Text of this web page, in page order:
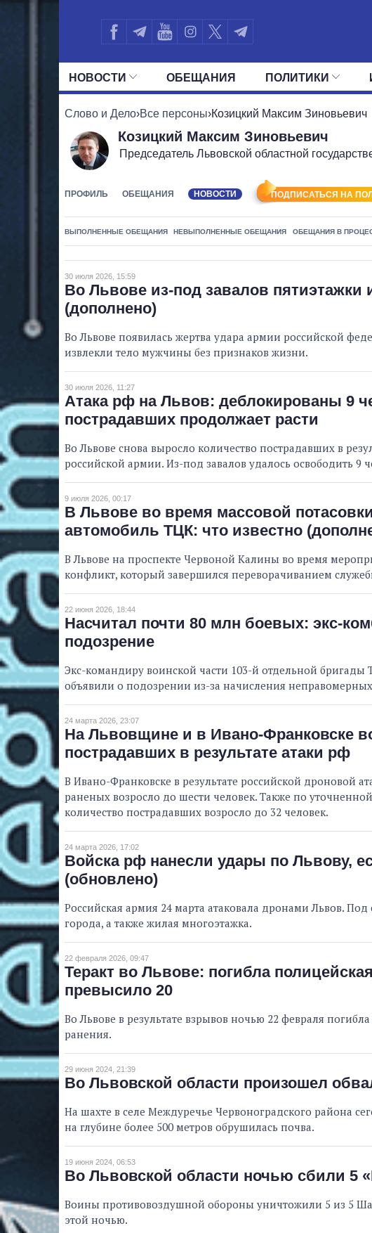
НОВОСТИ
ЛЕНТА
ОБЕЩАНИЯ ПОЛИТИКИ
ВСЕ ПОЛИТИКИ ПРЕЗИДЕНТ И ОФИС
Слово и Дело›Все персоны›Козицкий Максим Зиновьевич
Козицкий Максим Зиновьевич
Председатель Львовской областной
ПРОФИЛЬ ОБЕЩАНИЯ НОВОСТИ ПОДПИСАТЬСЯ НА
ВЫПОЛНЕННЫЕ ОБЕЩАНИЯ НЕВЫПОЛНЕННЫЕ ОБЕЩАНИЯ ОБЕЩАНИЯ В
30 июля 2026, 15:59
Во Львове из-под завалов пятиэтажки
(дополнено)
Во Львове появилась жертва удара армии российской
извлекли тело мужчины без признаков жизни.
30 июля 2026, 11:27
Атака рф на Львов: деблокированы 9
пострадавших продолжает расти
Во Львове снова выросло количество пострадавших в
российской армии. Из-под завалов удалось освободить 9
9 июля 2026, 00:17
В Львове во время массовой
автомобиль ТЦК: что известно
В Львове на проспекте Червоной Калины во время
конфликт, который завершился переворачиванием
22 июня 2026, 18:44
Насчитал почти 80 млн боевых: экс-
подозрение
Экс-командиру воинской части 103-й отдельной бригады
объявили о подозрении из-за начисления
24 марта 2026, 23:07
На Львовщине и в Ивано-Франковске
пострадавших в результате атаки рф
В Ивано-Франковске в результате российской дроновой
раненых возросло до шести человек. Также по
количество пострадавших возросло до 32 человек.
24 марта 2026, 17:02
Войска рф нанесли удары по Львову,
(обновлено)
Российская армия 24 марта атаковала дронами Львов. Под
города, а также жилая многоэтажка.
22 февраля 2026, 09:47
Теракт во Львове: погибла
превысило 20
Во Львове в результате взрывов ночью 22 февраля
ранения.
29 июня 2024, 21:39
Во Львовской области произошел
На шахте в селе Междуречье Червоноградского района
на глубине более 500 метров обрушилась почва.
19 июня 2024, 06:53
Во Львовской области ночью сбили 5
Воины противовоздушной обороны уничтожили 5 из 5
этой ночью.